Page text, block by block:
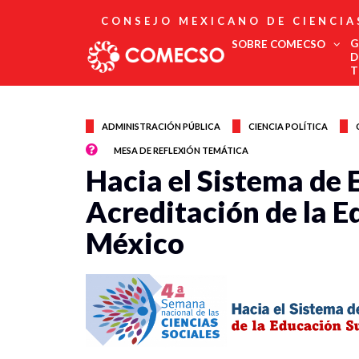
CONSEJO MEXICANO DE
SOBRE COMECSO
Asociados
Fundadores
Comité Editorial
ADMINISTRACIÓN PÚBLICA CIENCIA POLÍTICA
MESA DE REFLEXIÓN TEMÁTICA
Hacia el Sistema de
Acreditación de la
México